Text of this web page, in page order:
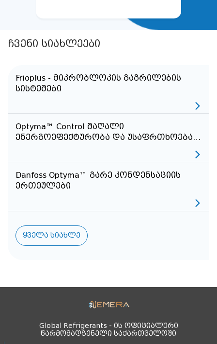
ჩვენი სიახლეები
Frioplus - მიკრობლოკის გაგრილების
სისტემები
Optyma™ Control მაღალი
ენერგოეფექტურობა და უსაფრთხოება
Danfoss Optyma™ გარე კონდენსაციის
ერთეულები
ყველა სიახლე
Global Refrigerants - ის ოფიციალური
წარმომადგენელი საქართველოში